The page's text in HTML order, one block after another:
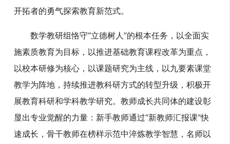
开拓者的勇气探索教育新范式。
数学教研组恪守“立德树人”的根本任务，以全面实
施素质教育为目标，以推进基础教育课程改革为重点，
以校本研修为核心，以课题研究为主线，以九要素课堂
教学为阵地，持续推进教科研方式的转型升级，积极开
展教育科研和学科教学研究。教师成长共同体的建设彰
显出专业觉醒的力量：新手教师通过“新教师汇报课”快
速成长，骨干教师在榜样示范中淬炼教学智慧，名师以